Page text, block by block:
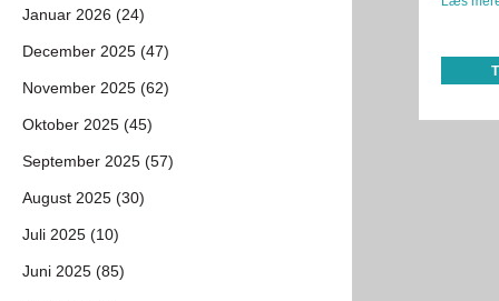
Januar 2026 (24)
December 2025 (47)
November 2025 (62)
Oktober 2025 (45)
September 2025 (57)
August 2025 (30)
Juli 2025 (10)
Juni 2025 (85)